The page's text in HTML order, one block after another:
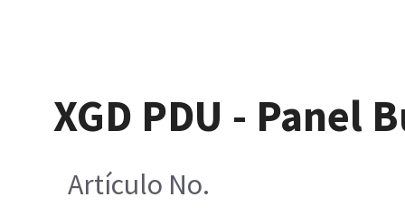
XGD PDU - Panel
Artículo No.